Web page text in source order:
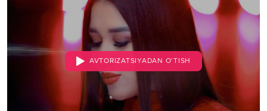
AVTORIZATSIYADAN O‘TISH